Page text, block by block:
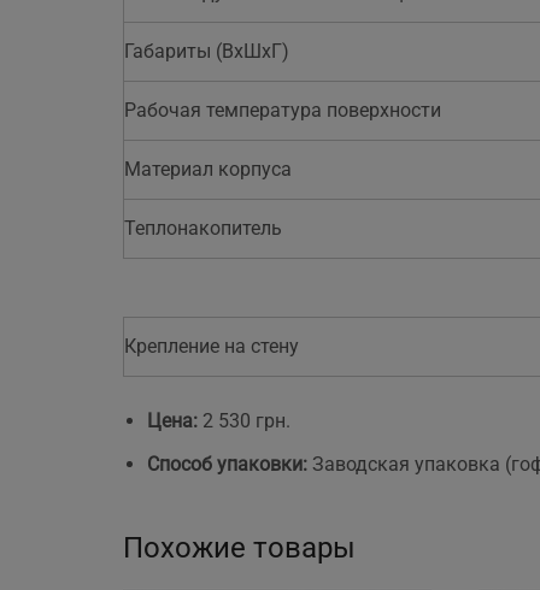
Габариты (ВхШхГ)
Рабочая температура поверхности
Материал корпуса
Теплонакопитель
Крепление на стену
Цена: 2 530 грн.
Способ упаковки: Заводская упаковка
Похожие товары